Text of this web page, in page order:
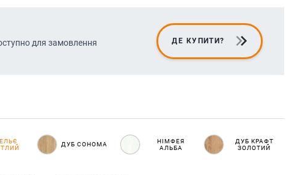
для замовлення ДЕ КУПИТИ?
ДУБ СОНОМА
НІМФЕЯ
АЛЬБА
ДУБ КРАФТ
ЗОЛОТИЙ